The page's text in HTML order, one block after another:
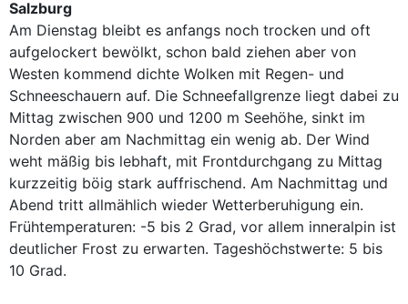
Salzburg
Am Dienstag bleibt es anfangs noch trocken und oft
aufgelockert bewölkt, schon bald ziehen aber von
Westen kommend dichte Wolken mit Regen- und
Schneeschauern auf. Die Schneefallgrenze liegt dabei zu
Mittag zwischen 900 und 1200 m Seehöhe, sinkt im
Norden aber am Nachmittag ein wenig ab. Der Wind
weht mäßig bis lebhaft, mit Frontdurchgang zu Mittag
kurzzeitig böig stark auffrischend. Am Nachmittag und
Abend tritt allmählich wieder Wetterberuhigung ein.
Frühtemperaturen: -5 bis 2 Grad, vor allem inneralpin ist
deutlicher Frost zu erwarten. Tageshöchstwerte: 5 bis
10 Grad.